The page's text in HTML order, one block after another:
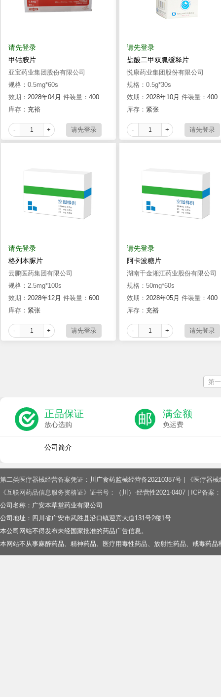
请先登录
甲钴胺片
亚宝药业集团股份有限公司
规格：0.5mg*60s
效期： 2028年04月 件装量： 400
库存： 充裕
- +
请先登录
盐酸二甲双胍缓释片
悦康药业集团股份有限公司
规格：0.5g*30s
效期： 2028年10月 件装量： 400
库存： 紧张
- +
请先登录
格列本脲片
云鹏医药集团有限公司
规格：2.5mg*100s
效期： 2028年12月 件装量： 600
库存： 紧张
- +
请先登录
阿卡波糖片
湖南千金湘江药业股份有限公司
规格：50mg*60s
效期： 2028年05月 件装量： 400
库存： 充裕
- +
第
正品保证
放心选购
满金额
免运费
公司简介
第二类医疗器械经营备案凭证： 川广食药监械经营备20210387号 | 《医疗器
《互联网药品信息服务资格证》证书号：
（川）-经营性2021-0407 | ICP备案：
公司名称：广安本草堂药业有限公司
公司地址：四川省广安市武胜县沿口镇迎宾大道131号2楼1号
本公司网站不得发布未经国家批准的药品广告信息。
本网站不从事麻醉药品、精神药品、医疗用毒性药品、放射性药品、戒毒药